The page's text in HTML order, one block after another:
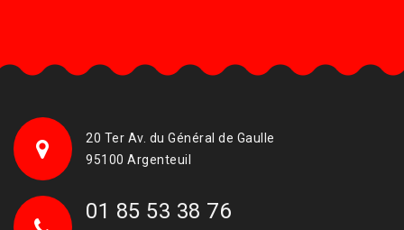
20 Ter Av. du Général de Gaulle
95100 Argenteuil
01 85 53 38 76